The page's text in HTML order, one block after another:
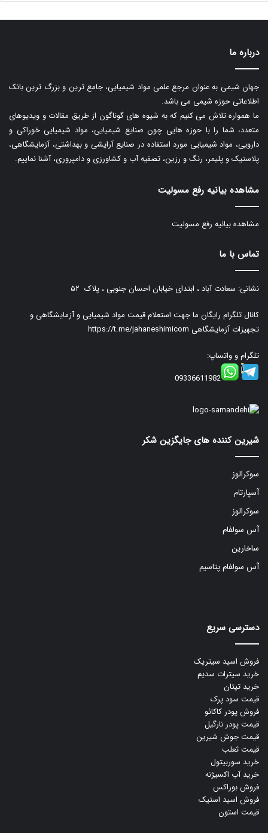
درباره ما
جهان شیمی به عنوان مرجع علمی مواد شیمیایی، جامع ترین و بزرگ ترین بانک
اطلاعاتی حوزه شیمی می باشد.
ما همواره تلاش می کنیم که به شیوه های گوناگون از طریق مقالات و ویدیوهای
متعدد، شما را با حوزه هایی چون صنایع شیمیایی، مواد شیمیایی خوراکی و
دارویی، مواد شیمیایی مورد استفاده در صنایع آرایشی و بهداشتی، آزمایشگاهی،
پلاستیک و پلیمر، رنگ و رزین، تصفیه آب و کشاورزی و دامپروری، آشنا نماییم.
مشاهده بیانیه رفع مسولیت
مشاهده بیانیه رفع مسولیت
تماس با ما
نشانی: سعادت آباد ، ابتدای خیابان احسان جنوبی ، پلاک ۵۲
کانال تلگرام رایگان ما جهت استعلام قیمت مواد شیمیایی و آزمایشگاهی و
تجهیزات آزمایشگاهی https://t.me/jahaneshimicom
تلگرام و واتساپ:
09336611982
شیرین کننده های جایگزین شکر
سوکرالوز
آسپارتام
سوکرالوز
آس سولفام
ساخارین
آس سولفام پتاسیم
دسترسی سریع
فروش اسید سیتریک
خرید سیترات سدیم
خرید تیتان
قیمت سود پرک
فروش پودر کاکائو
قیمت پودر نارگیل
قیمت جوش شیرین
قیمت ثعلب
خرید سوربیتول
خرید آب اکسیژنه
فروش بوراکس
فروش اسید استیک
قیمت استون